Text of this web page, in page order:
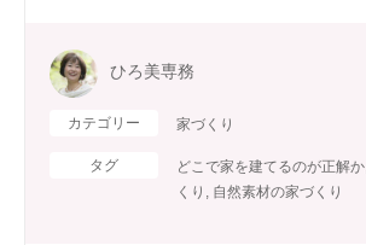
ひろ美専務
カテゴリー 家づくり
タグ どこで家を建てるのが正解か
くり
自然素材の家づくり